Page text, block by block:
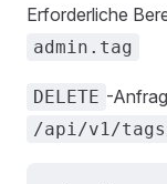
Erforderliche
admin.tag
DELETE -
/api/v1/